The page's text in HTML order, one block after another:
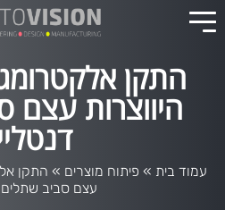
התקן
היווצרות עצם
עמוד בית » פיתוח מוצרים » התקן
עצם סביב שתלים